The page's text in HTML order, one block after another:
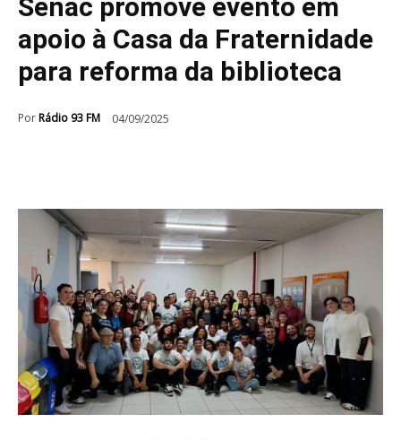
Senac promove evento em
apoio à Casa da Fraternidade
para reforma da biblioteca
PorRádio 93 FM 04/09/2025